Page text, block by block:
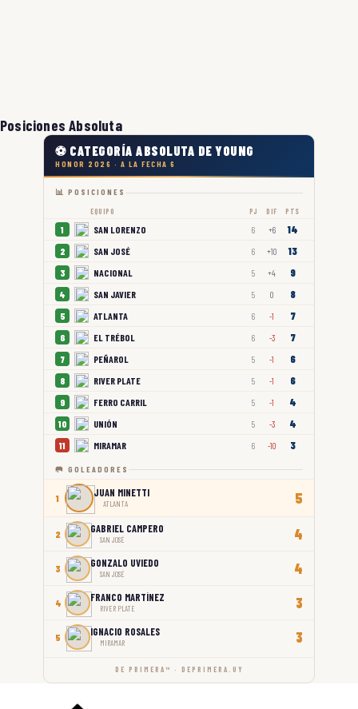
Posiciones Absoluta
⚽ CATEGORÍA ABSOLUTA DE YOUNG
HONOR 2026 · A LA FECHA 6
📊 POSICIONES
EQUIPO PJ DIF PTS
1 SAN LORENZO 6 +6 14
2 SAN JOSÉ 6 +10 13
3 NACIONAL 5 +4 9
4 SAN JAVIER 5 0 8
5 ATLANTA 6 -1 7
6 EL TRÉBOL 6 -3 7
7 PEÑAROL 5 -1 6
8 RIVER PLATE 5 -1 6
9 FERRO CARRIL 5 -1 4
10 UNIÓN 5 -3 4
11 MIRAMAR 6 -10 3
🥅 GOLEADORES
1 JUAN MINETTI
ATLANTA 5
2 GABRIEL CAMPERO
SAN JOSÉ 4
3 GONZALO UVIEDO
SAN JOSÉ 4
4 FRANCO MARTÍNEZ
RIVER PLATE 3
5 IGNACIO ROSALES
MIRAMAR 3
DE PRIMERA™ · DEPRIMERA.UY